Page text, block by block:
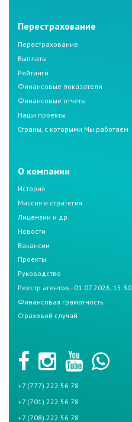
Перестрахование
Перестрахование
Выплаты
Рейтинги
Финансовые показатели
Финансовые отчеты
Наши проекты
Страны, с которыми Мы работаем
О компании
История
Миссия и стратегия
Лицензии и др.
Новости
Вакансии
Проекты
Руководство
Реестр агентов - 01.07.2026, 15:30
Финансовая грамотность
Страховой случай
+7 (777) 222 56 78
+7 (701) 222 56 78
+7 (708) 222 56 78